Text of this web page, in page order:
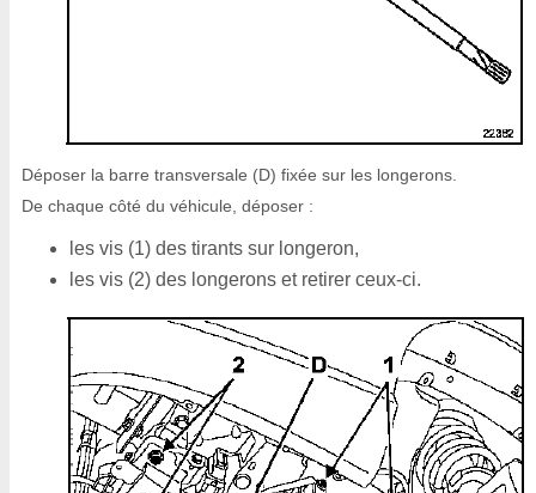
Déposer la barre transversale (D) fixée sur les longerons.
De chaque côté du véhicule, déposer :
les vis (1) des tirants sur longeron,
les vis (2) des longerons et retirer ceux-ci.